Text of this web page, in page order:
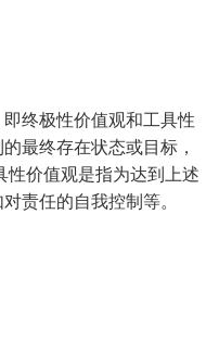
终极性价值观和工具性
最终存在状态或目标，
性价值观是指为达到上述
责任的自我控制等。